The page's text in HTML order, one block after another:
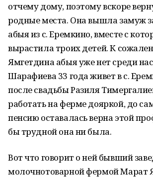
отчему дому, поэтому вскоре
родные места. Она вышла замуж
абыя из с. Еремкино, вместе с
вырастила троих детей. К
Ямгетдина абыя уже нет среди
Шарафиева 33 года живет в с.
после свадьбы Разиля
работать на ферме дояркой, до
пенсию оставалась верна этой
бы трудной она ни была.
Вот что говорит о ней бывший
молочнотоварной фермой Марат